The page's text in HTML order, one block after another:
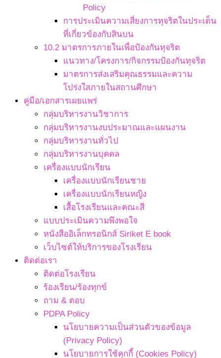
Policy
การประเมินความเสี่ยงการทุจริตในประเด็น
ที่เกี่ยวข้องกับสินบน
10.2 มาตรการภายในเพื่อป้องกันทุจริต
แนวทาง/โครงการ/กิจกรรมป้องกันทุจริต
มาตรการส่งเสริมคุณธรรมและความ
โปร่งใสภายในสถานศึกษา
คู่มือ/เอกสารเผยแพร่
กลุ่มบริหารงานวิชาการ
กลุ่มบริหารงานงบประมาณและแผนงาน
กลุ่มบริหารงานทั่วไป
กลุ่มบริหารงานบุคคล
เครื่องแบบนักเรียน
เครื่องแบบนักเรียนชาย
เครื่องแบบนักเรียนหญิง
เสื้อโรงเรียนและคณะสี
แบบประเมินความพึงพอใจ
หนังสืออิเล็กทรอนิกส์ Siriket E book
เว็บไซต์ให้บริการของโรงเรียน
ติดต่อเรา
ติดต่อโรงเรียน
ร้องเรียน/ร้องทุกข์
ถาม & ตอบ
PDPA Policy
นโยบายความเป็นส่วนตัวของข้อมูล
(Privacy Policy)
นโยบายการใช้คุกกี้ (Cookies Policy)